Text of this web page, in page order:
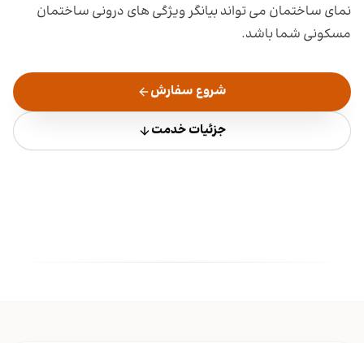
نمای ساختمان می تواند بیانگر ویژگی های درونی ساختمان
مسکونی شما باشد.
شروع سفارش
جزئیات خدمت